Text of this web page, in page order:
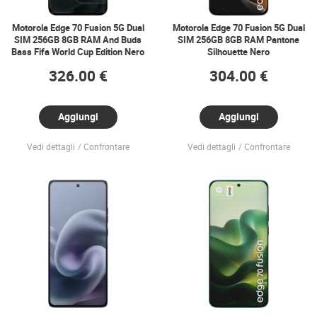
Motorola Edge 70 Fusion 5G Dual
SIM 256GB 8GB RAM And Buds
Bass Fifa World Cup Edition Nero
326.00 €
Aggiungi
Vedi dettagli Confrontare
Motorola Edge 70 Fusion 5G Dual
SIM 256GB 8GB RAM Pantone
Silhouette Nero
304.00 €
Aggiungi
Vedi dettagli Confrontare